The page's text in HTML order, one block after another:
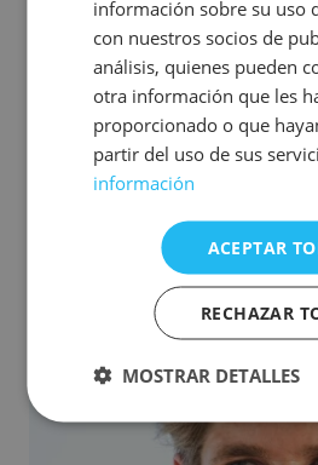
GALERÍA
DESCUBRE
NUESTRO
información sobre su uso
con nuestros socios de
análisis, quienes pueden
otra información que les
proporcionado o que
partir del uso de sus
información
ACEPTAR
RECHAZAR
MOSTRAR DETALLES